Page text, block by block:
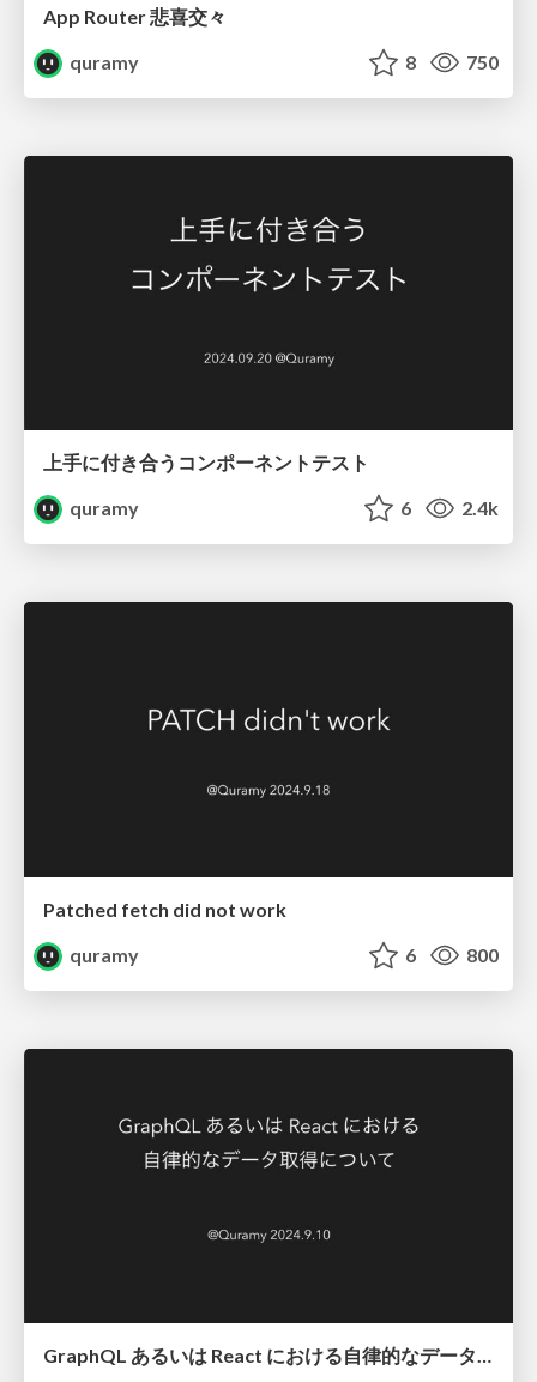
App Router 悲喜交々
quramy
8 750
上手に付き合うコンポーネントテスト
quramy
6 2.4k
Patched fetch did not work
quramy
6 800
GraphQL あるいは React における自律的なデータ取得について